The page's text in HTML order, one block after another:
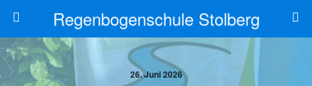
Regenbogenschule Stolberg
26. Juni 2026